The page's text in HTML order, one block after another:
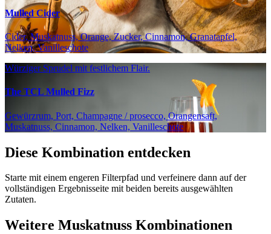
Mulled Cider
Cider, Muskatnuss, Orange, Zucker, Cinnamon, Granatapfel,
Nelken, Vanilleschote
Würziger Sprudel mit festlichem Flair.
The TCL Mulled Fizz
Gewürzrum, Port, Champagne / prosecco, Orangensaft,
Muskatnuss, Cinnamon, Nelken, Vanilleschote
Diese Kombination entdecken
Starte mit einem engeren Filterpfad und verfeinere dann auf der
vollständigen Ergebnisseite mit beiden bereits ausgewählten
Zutaten.
Weitere Muskatnuss Kombinationen